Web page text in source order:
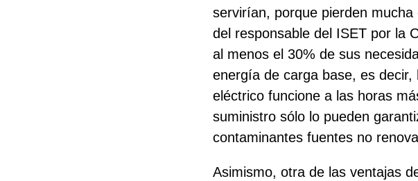
servirían, porque pierden
del responsable del ISET por la
al menos el 30% de sus
energía de carga base, es
eléctrico funcione a las horas
suministro sólo lo pueden
contaminantes fuentes no
Asimismo, otra de las ventajas